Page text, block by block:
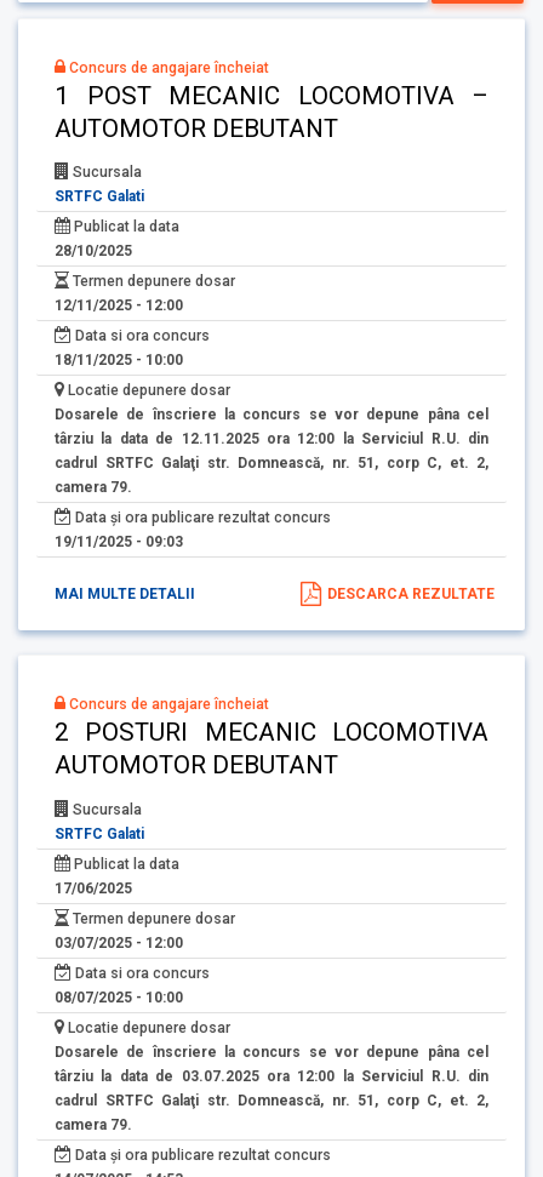
Concurs de angajare încheiat
1 POST MECANIC LOCOMOTIVA –
AUTOMOTOR DEBUTANT
Sucursala
SRTFC Galati
Publicat la data
28/10/2025
Termen depunere dosar
12/11/2025 - 12:00
Data si ora concurs
18/11/2025 - 10:00
Locatie depunere dosar
Dosarele de înscriere la concurs se vor depune pâna cel
târziu la data de 12.11.2025 ora 12:00 la Serviciul R.U. din
cadrul SRTFC Galaţi str. Domnească, nr. 51, corp C, et. 2,
camera 79.
Data și ora publicare rezultat concurs
19/11/2025 - 09:03
MAI MULTE DETALII DESCARCA REZULTATE
Concurs de angajare încheiat
2 POSTURI MECANIC LOCOMOTIVA
AUTOMOTOR DEBUTANT
Sucursala
SRTFC Galati
Publicat la data
17/06/2025
Termen depunere dosar
03/07/2025 - 12:00
Data si ora concurs
08/07/2025 - 10:00
Locatie depunere dosar
Dosarele de înscriere la concurs se vor depune pâna cel
târziu la data de 03.07.2025 ora 12:00 la Serviciul R.U. din
cadrul SRTFC Galaţi str. Domnească, nr. 51, corp C, et. 2,
camera 79.
Data și ora publicare rezultat concurs